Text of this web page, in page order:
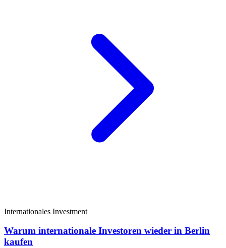
Internationales Investment
Warum internationale Investoren wieder in Berlin
kaufen